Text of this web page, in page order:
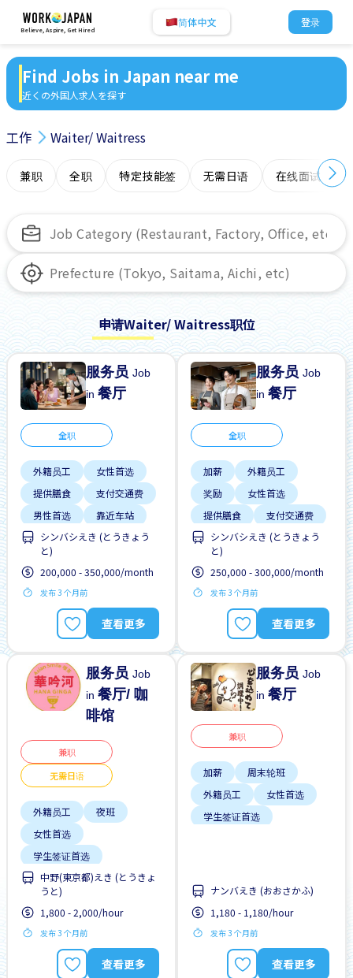
Believe, Aspire, Get Hired
简体中文 登录
Find Jobs in Japan near me
近くの外国人求人を探す
工作 Waiter/ Waitress
兼职 全职 特定技能签 无需日语 在线面试
申请Waiter/ Waitress职位
服务员Job
in餐厅
全职
外籍员工
女性首选
提供膳食
支付交通费
男性首选
靠近车站
シンバシえき (とうきょう
と)
200,000 - 350,000/month
发布 3 个月前
查看更多
服务员Job
in餐厅
全职
加薪
外籍员工
奖励
女性首选
提供膳食
支付交通费
晋升
男性首选
靠近车站
シンバシえき (とうきょう
と)
250,000 - 300,000/month
发布 3 个月前
查看更多
服务员Job
in餐厅/ 咖
啡馆
兼职
无需日语
外籍员工
夜班
女性首选
学生签证首选
支付交通费
无日本语要求
无经验要求
中野(東京都)えき (とうきょ
うと)
1,800 - 2,000/hour
发布 3 个月前
查看更多
服务员Job
in餐厅
兼职
加薪
周末轮班
外籍员工
女性首选
学生签证首选
ナンバえき (おおさかふ)
1,180 - 1,180/hour
发布 3 个月前
查看更多